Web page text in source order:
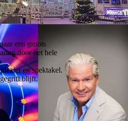
een groots
door het hele
en spektakel.
gegrift blijft.